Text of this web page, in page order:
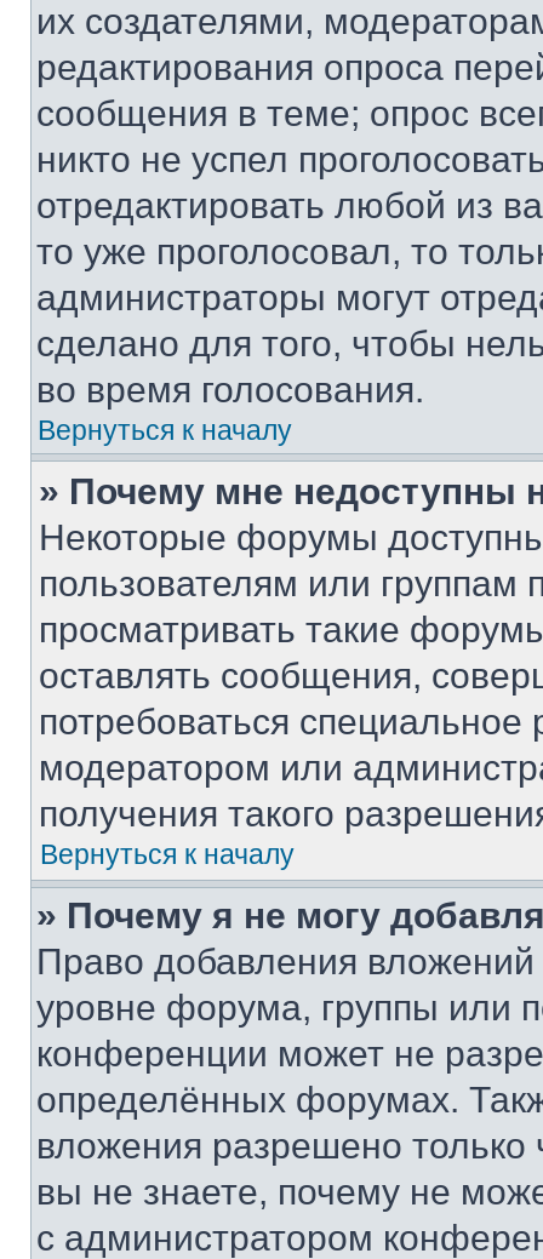
их создателями,
редактирования опроса
сообщения в теме; опрос
никто не успел
отредактировать любой из
то уже проголосовал, то
администраторы могут
сделано для того, чтобы
во время голосования.
Вернуться к началу
» Почему мне недоступны
Некоторые форумы
пользователям или группам
просматривать такие
оставлять сообщения,
потребоваться
модератором или
получения такого
Вернуться к началу
» Почему я не могу
Право добавления
уровне форума, группы или
конференции может не
определённых форумах.
вложения разрешено
вы не знаете, почему не
с администратором